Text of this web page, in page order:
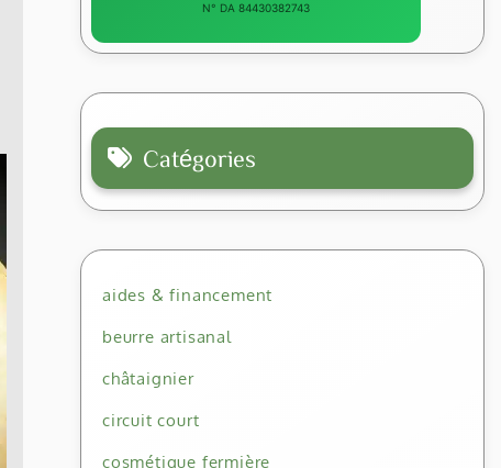
N° DA 84430382743
Catégories
aides & financement
beurre artisanal
châtaignier
circuit court
cosmétique fermière